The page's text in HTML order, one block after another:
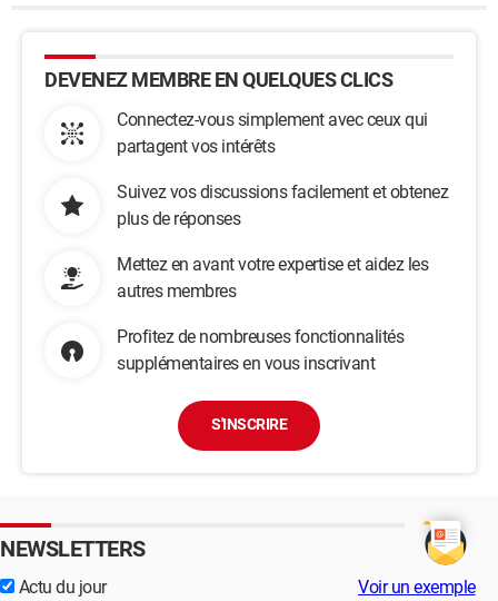
DEVENEZ MEMBRE EN QUELQUES CLICS
Connectez-vous simplement avec ceux qui
partagent vos intérêts
Suivez vos discussions facilement et obtenez
plus de réponses
Mettez en avant votre expertise et aidez les
autres membres
Profitez de nombreuses fonctionnalités
supplémentaires en vous inscrivant
S'INSCRIRE
NEWSLETTERS
Actu du jour Voir un exemple